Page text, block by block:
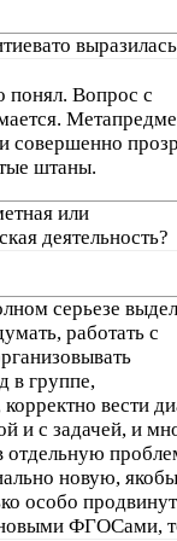
понял. Вопрос с
совершенно
штаны.
или
деятельность?
серьезе
работать с
в группе,
вести
и с задачей, и
отдельную
новую, якобы
особо
новыми ФГОСами,